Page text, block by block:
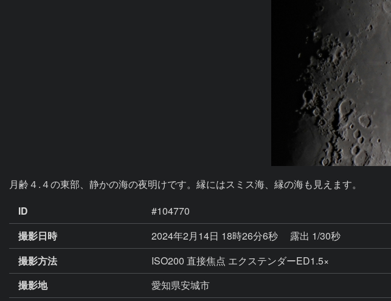
月齢４.４の東部、静かの海の夜明けです。縁にはスミス海、縁の海も見えます。
ID
#104770
撮影日時
2024年2月14日 18時26分6秒
露出 1/30秒
撮影方法
ISO200 直接焦点 エクステンダーED1.5×
撮影地
愛知県安城市